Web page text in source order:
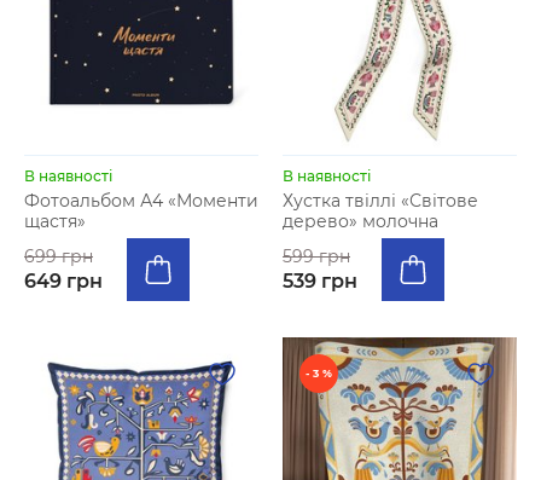
В наявності
Фотоальбом А4 «Моменти
щастя»
699 грн
649 грн
В наявності
Хустка твіллі «Світове
дерево» молочна
599 грн
539 грн
- 3 %